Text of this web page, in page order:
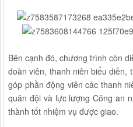
Bên cạnh đó, chương trình còn
đoàn viên, thanh niên biểu diễn,
góp phần động viên các thanh
quân đội và lực lượng Công an
thành tốt nhiệm vụ được giao.